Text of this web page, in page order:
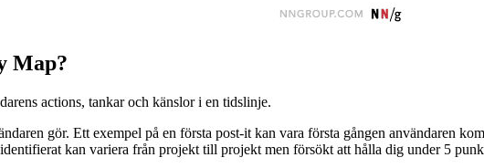
Map?
actions, tankar och känslor i en tidslinje.
gör. Ett exempel på en första post-it kan vara första gången användaren
kan variera från projekt till projekt men försökt att hålla dig under 5